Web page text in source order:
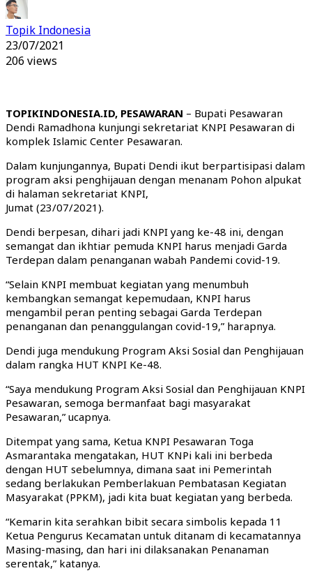
Topik Indonesia
23/07/2021
206 views
TOPIKINDONESIA.ID, PESAWARAN – Bupati Pesawaran
Dendi Ramadhona kunjungi sekretariat KNPI Pesawaran di
komplek Islamic Center Pesawaran.
Dalam kunjungannya, Bupati Dendi ikut berpartisipasi dalam
program aksi penghijauan dengan menanam Pohon alpukat
di halaman sekretariat KNPI,
Jumat (23/07/2021).
Dendi berpesan, dihari jadi KNPI yang ke-48 ini, dengan
semangat dan ikhtiar pemuda KNPI harus menjadi Garda
Terdepan dalam penanganan wabah Pandemi covid-19.
“Selain KNPI membuat kegiatan yang menumbuh
kembangkan semangat kepemudaan, KNPI harus
mengambil peran penting sebagai Garda Terdepan
penanganan dan penanggulangan covid-19,” harapnya.
Dendi juga mendukung Program Aksi Sosial dan Penghijauan
dalam rangka HUT KNPI Ke-48.
“Saya mendukung Program Aksi Sosial dan Penghijauan KNPI
Pesawaran, semoga bermanfaat bagi masyarakat
Pesawaran,” ucapnya.
Ditempat yang sama, Ketua KNPI Pesawaran Toga
Asmarantaka mengatakan, HUT KNPi kali ini berbeda
dengan HUT sebelumnya, dimana saat ini Pemerintah
sedang berlakukan Pemberlakuan Pembatasan Kegiatan
Masyarakat (PPKM), jadi kita buat kegiatan yang berbeda.
“Kemarin kita serahkan bibit secara simbolis kepada 11
Ketua Pengurus Kecamatan untuk ditanam di kecamatannya
Masing-masing, dan hari ini dilaksanakan Penanaman
serentak,” katanya.